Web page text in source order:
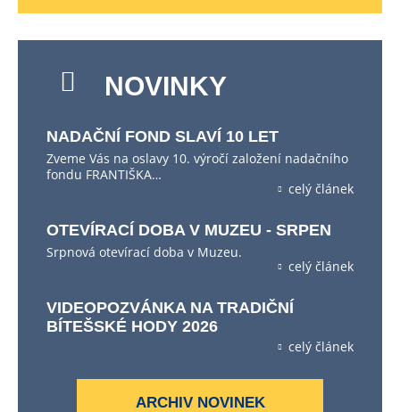
NOVINKY
NADAČNÍ FOND SLAVÍ 10 LET
Zveme Vás na oslavy 10. výročí založení nadačního
fondu FRANTIŠKA…
celý článek
OTEVÍRACÍ DOBA V MUZEU - SRPEN
Srpnová otevírací doba v Muzeu.
celý článek
VIDEOPOZVÁNKA NA TRADIČNÍ
BÍTEŠSKÉ HODY 2026
celý článek
ARCHIV NOVINEK